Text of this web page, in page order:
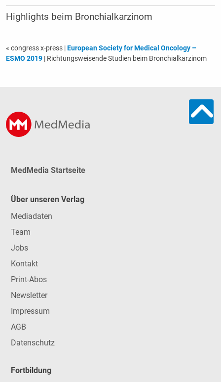
Highlights beim Bronchialkarzinom
« congress x-press |European Society for Medical Oncology –
ESMO 2019| Richtungsweisende Studien beim Bronchialkarzinom
MedMedia Startseite
Über unseren Verlag
Mediadaten
Team
Jobs
Kontakt
Print-Abos
Newsletter
Impressum
AGB
Datenschutz
Fortbildung